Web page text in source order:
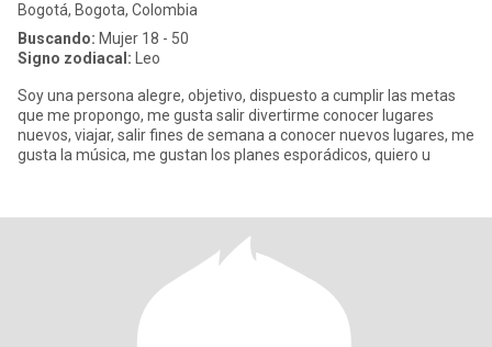
Bogotá, Bogota, Colombia
Buscando: Mujer 18 - 50
Signo zodiacal: Leo
Soy una persona alegre, objetivo, dispuesto a cumplir las metas
que me propongo, me gusta salir divertirme conocer lugares
nuevos, viajar, salir fines de semana a conocer nuevos lugares, me
gusta la música, me gustan los planes esporádicos, quiero u